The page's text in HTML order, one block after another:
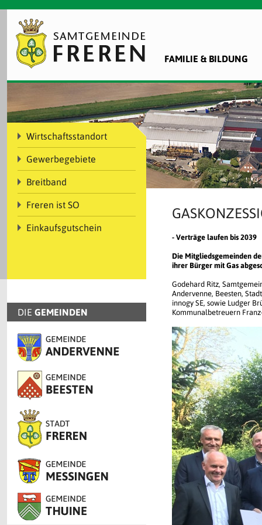
FAMILIE & BILDUNG
Wirtschaftsstandort
Gewerbegebiete
Breitband
Freren ist SO
Einkaufsgutschein
DIE GEMEINDEN
- Verträge laufen bis 2039
Die Mitgliedsgemeinden
ihrer Bürger mit Gas
Godehard Ritz,
Andervenne, Beesten,
innogy SE, sowie Ludger
Kommunalbetreuern